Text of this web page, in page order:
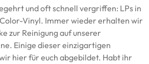
und oft schnell vergriffen: LPs in
Vinyl. Immer wieder erhalten wir
zur Reinigung auf unserer
Einige dieser einzigartigen
hier für euch abgebildet. Habt ihr